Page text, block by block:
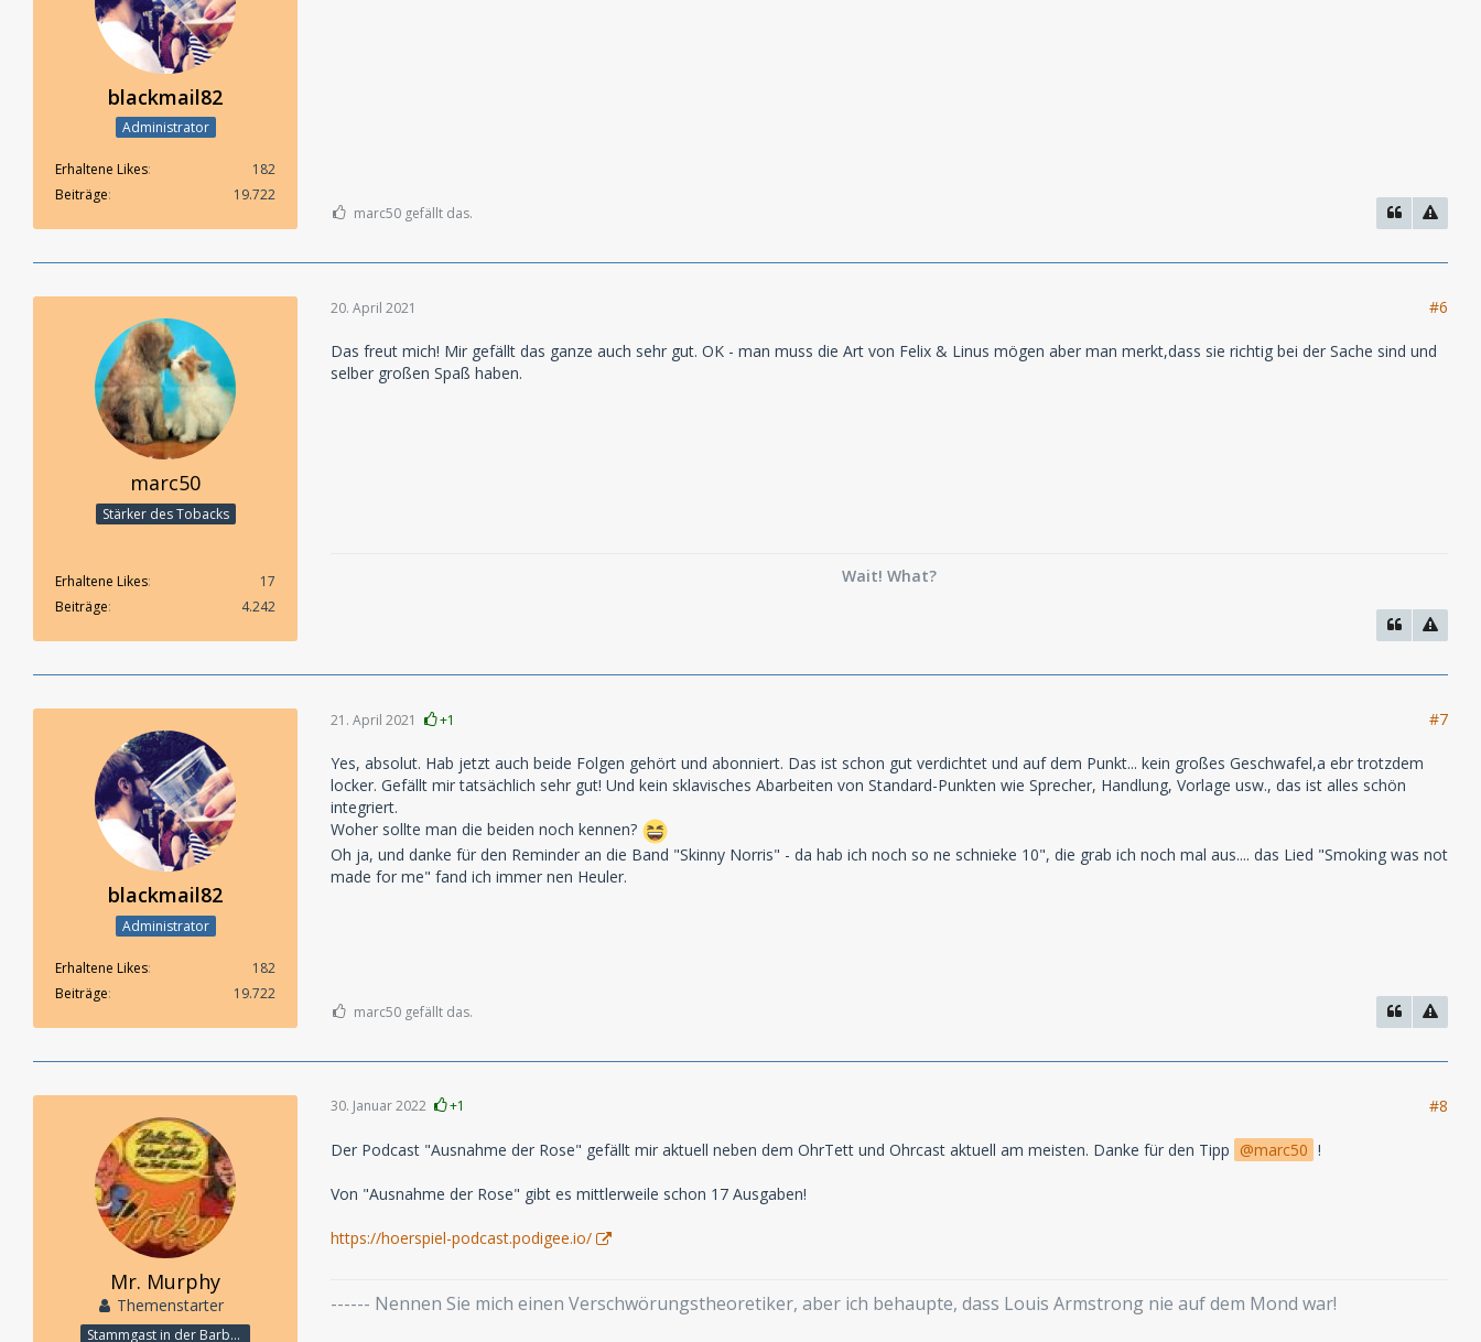
blackmail82
Administrator
Erhaltene Likes
182
Beiträge
19.722
marc50 gefällt das.
marc50
Stärker des Tobacks
Erhaltene Likes
17
Beiträge
4.242
20. April 2021 #6
Das freut mich! Mir gefällt das ganze auch sehr gut. OK - man muss die Art von Felix & Linus mögen aber man merkt,dass sie richtig bei der Sache sind und
selber großen Spaß haben.
Wait! What?
blackmail82
Administrator
Erhaltene Likes
182
Beiträge
19.722
21. April 2021 +1 #7
Yes, absolut. Hab jetzt auch beide Folgen gehört und abonniert. Das ist schon gut verdichtet und auf dem Punkt... kein großes Geschwafel,a ebr trotzdem
locker. Gefällt mir tatsächlich sehr gut! Und kein sklavisches Abarbeiten von Standard-Punkten wie Sprecher, Handlung, Vorlage usw., das ist alles schön
integriert.
Woher sollte man die beiden noch kennen?
Oh ja, und danke für den Reminder an die Band "Skinny Norris" - da hab ich noch so ne schnieke 10", die grab ich noch mal aus.... das Lied "Smoking was not
made for me" fand ich immer nen Heuler.
marc50 gefällt das.
Mr. Murphy
Themenstarter
Stammgast in der Barbarabar
30. Januar 2022 +1 #8
Der Podcast "Ausnahme der Rose" gefällt mir aktuell neben dem OhrTett und Ohrcast aktuell am meisten. Danke für den Tipp marc50 !
Von "Ausnahme der Rose" gibt es mittlerweile schon 17 Ausgaben!
https://hoerspiel-podcast.podigee.io/
------ Nennen Sie mich einen Verschwörungstheoretiker, aber ich behaupte, dass Louis Armstrong nie auf dem Mond war!